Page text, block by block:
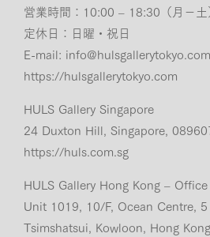
営業時間：10:00 – 18:30（月−土
定休日：日曜・祝日
E-mail: info@hulsgallerytokyo.com
https://hulsgallerytokyo.com
HULS Gallery Singapore
24 Duxton Hill, Singapore,
https://huls.com.sg
HULS Gallery Hong Kong – Office
Unit 1019, 10/F, Ocean Centre,
Tsimshatsui, Kowloon, Hong Kong